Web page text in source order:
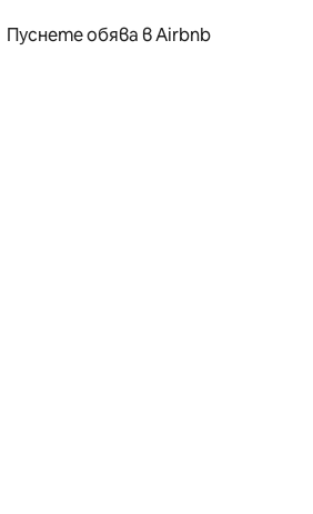
Пуснете обява в Airbnb